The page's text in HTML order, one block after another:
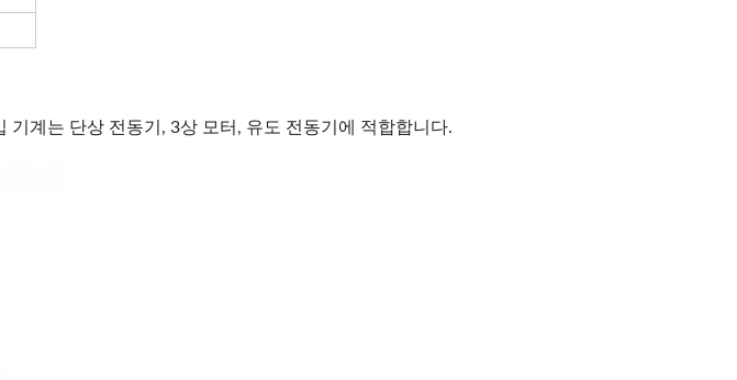
계는 단상 전동기, 3상 모터, 유도 전동기에 적합합니다.